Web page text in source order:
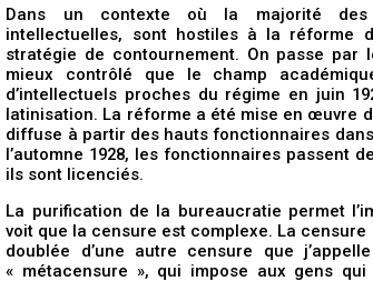
Dans un contexte où la majorité des
intellectuelles, sont hostiles à la réforme
stratégie de contournement. On passe par
mieux contrôlé que le champ
d’intellectuels proches du régime en juin
latinisation. La réforme a été mise en œuvre
diffuse à partir des hauts fonctionnaires
l’automne 1928, les fonctionnaires passent
ils sont licenciés.
La purification de la bureaucratie permet
voit que la censure est complexe. La
doublée d’une autre censure que
« métacensure », qui impose aux gens